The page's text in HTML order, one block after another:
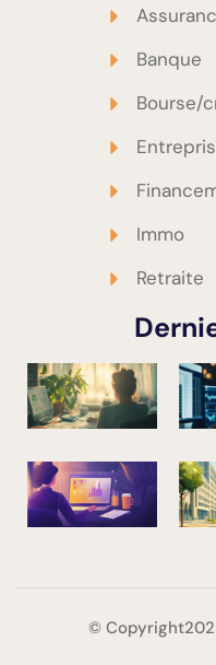
Banque
Bourse/
Immo
Retraite
©